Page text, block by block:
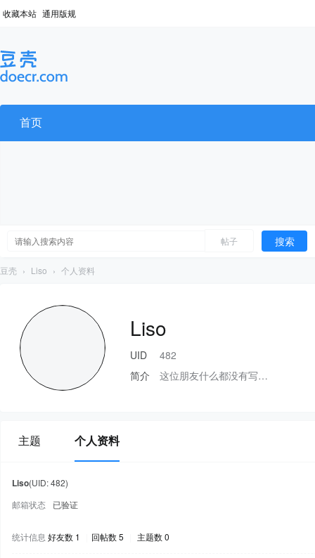
收藏本站 通用版规
首页
帖子 搜索
豆壳 › Liso › 个人资料
Liso
UID
482
简介
这位朋友什么都没有写…
主题 个人资料
Liso(UID: 482)
邮箱状态
已验证
统计信息 好友数 1 回帖数 5 主题数 0